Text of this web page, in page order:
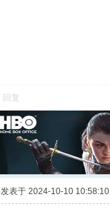
回复
发表于 2024-10-10 10:58:10